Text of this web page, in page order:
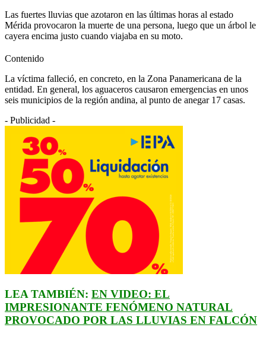
Las fuertes lluvias que azotaron en las últimas horas al estado
Mérida provocaron la muerte de una persona, luego que un árbol le
cayera encima justo cuando viajaba en su moto.
Contenido
La víctima falleció, en concreto, en la Zona Panamericana de la
entidad. En general, los aguaceros causaron emergencias en unos
seis municipios de la región andina, al punto de anegar 17 casas.
- Publicidad -
LEA TAMBIÉN: EN VIDEO: EL
IMPRESIONANTE FENÓMENO NATURAL
PROVOCADO POR LAS LLUVIAS EN FALCÓN